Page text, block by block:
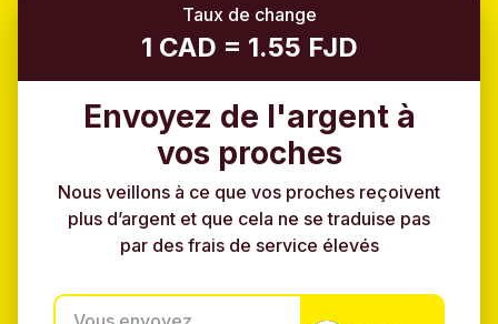
Taux de change
1 CAD = 1.55 FJD
Envoyez de l'argent à
vos proches
Nous veillons à ce que vos proches reçoivent
plus d’argent et que cela ne se traduise pas
par des frais de service élevés